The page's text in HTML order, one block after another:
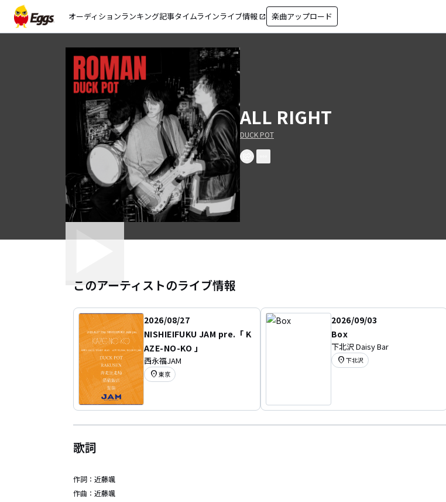
オーディションランキング記事タイムラインライブ情報 open_in_new 楽曲アップロード
ALL RIGHT
DUCK POT
このアーティストのライブ情報
2026/08/27
NISHIEIFUKU JAM pre.「 K
AZE-NO-KO 」
西永福JAM
location_on 東京
2026/09/03
Box
下北沢 Daisy Bar
location_on 下北沢
歌詞
作詞： 近藤颯
作曲： 近藤颯